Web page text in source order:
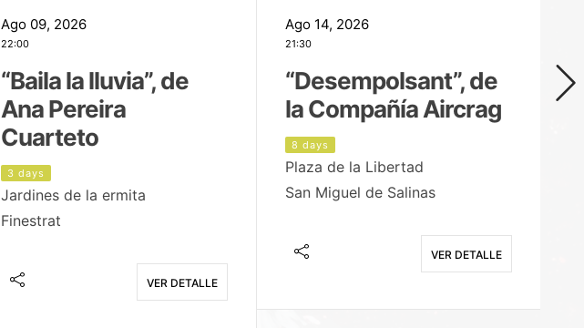
Ago 09, 2026
22:00
“Baila la lluvia”, de
Ana Pereira
Cuarteto
3 days
Jardines de la ermita
Finestrat
VER DETALLE
Ago 14, 2026
21:30
“Desempolsant”, de
la Compañía Aircrag
8 days
Plaza de la Libertad
San Miguel de Salinas
VER DETALLE